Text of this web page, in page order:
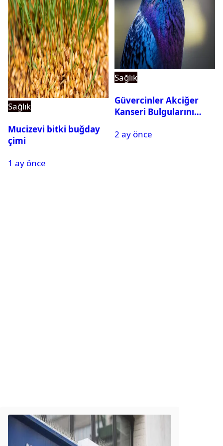
Sağlık
Mucizevi bitki buğday
çimi
1 ay önce
Sağlık
Güvercinler Akciğer
Kanseri Bulgularını
2 ay önce